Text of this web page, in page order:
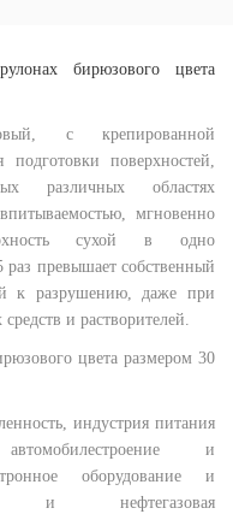
бирюзового цвета
с крепированной
подготовки поверхностей,
различных областях
мгновенно
сухой в одно
превышает собственный
к разрушению, даже при
и растворителей.
цвета размером 30
индустрия питания
и
оборудование и
и нефтегазовая